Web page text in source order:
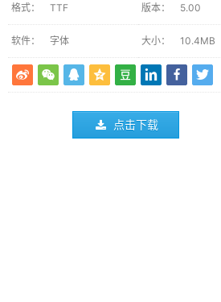
格式： TTF 版本： 5.00
软件： 字体 大小： 10.4MB
点击下载